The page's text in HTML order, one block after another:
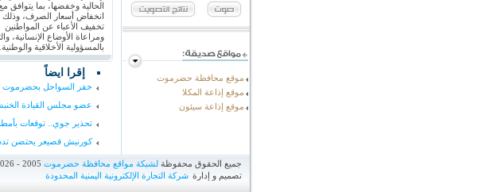
موقع محافظة حضرموت
موقع إذاعة المكلا
موقع إذاعة سيئون
الحالية وخفضها، بما يتوافق مع
انخفاض أسعار الصرف،
تخفيف الأعباء عن المواطنين
ومراعاة الأوضاع الإنسانية،
بالمسؤولية الأخلاقية والوطنية.
إقرا ايضاً
خفر السواحل بحضرموت ينقذ 6 حالات غرق بساحل الستين ويجدد تحذيراته
عضو مجلس القيادة
تحذير جوي.. توقعات
كورنيش قصيعر يحتضن
جميع الحقوق محفوظة لشبكة مواقع محافظة حضرموت
تصميم و إدارة شركة التجارة الإلكترونية اليمنية المحدودة